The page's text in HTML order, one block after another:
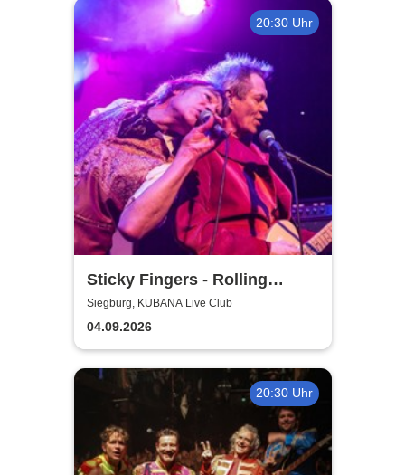
20:30 Uhr
Sticky Fingers - Rolling
Stones Tribute
Siegburg, KUBANA Live Club
04.09.2026
20:30 Uhr